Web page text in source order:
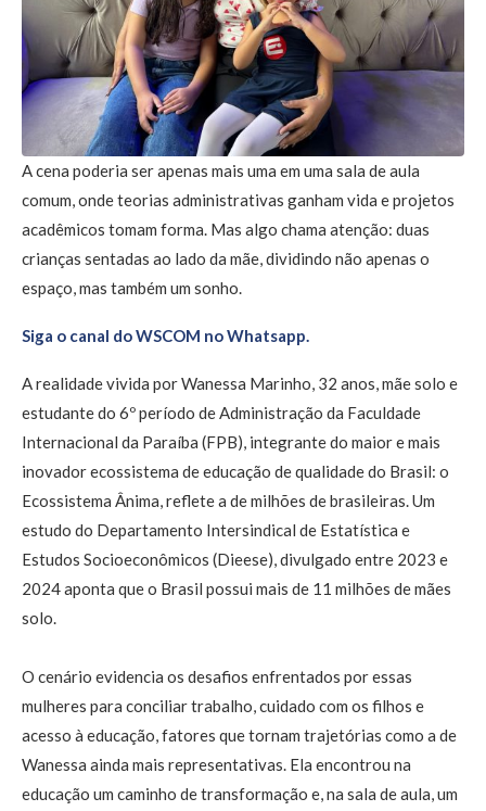
A cena poderia ser apenas mais uma em uma sala de aula
comum, onde teorias administrativas ganham vida e projetos
acadêmicos tomam forma. Mas algo chama atenção: duas
crianças sentadas ao lado da mãe, dividindo não apenas o
espaço, mas também um sonho.
Siga o canal do WSCOM no Whatsapp.
A realidade vivida por Wanessa Marinho, 32 anos, mãe solo e
estudante do 6º período de Administração da Faculdade
Internacional da Paraíba (FPB), integrante do maior e mais
inovador ecossistema de educação de qualidade do Brasil: o
Ecossistema Ânima, reflete a de milhões de brasileiras. Um
estudo do Departamento Intersindical de Estatística e
Estudos Socioeconômicos (Dieese), divulgado entre 2023 e
2024 aponta que o Brasil possui mais de 11 milhões de mães
solo.
O cenário evidencia os desafios enfrentados por essas
mulheres para conciliar trabalho, cuidado com os filhos e
acesso à educação, fatores que tornam trajetórias como a de
Wanessa ainda mais representativas. Ela encontrou na
educação um caminho de transformação e, na sala de aula, um